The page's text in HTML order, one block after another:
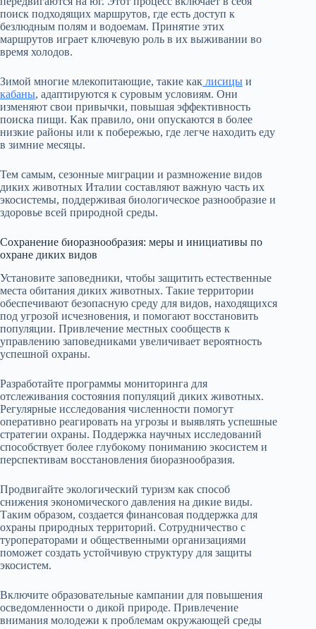
поиск подходящих маршрутов, где есть доступ к
безлюдным полям и водоемам. Принятие этих
маршрутов играет ключевую роль в их выживании во
время холодов.
Зимой многие млекопитающие, такие как лисицы и
кабаны, адаптируются к суровым условиям. Они
изменяют свои привычки, повышая эффективность
поиска пищи. Как правило, они опускаются в более
низкие районы или к побережью, где легче находить еду
в зимние месяцы.
Тем самым, сезонные миграции и размножение видов
диких животных Италии составляют важную часть их
экосистемы, поддерживая биологическое разнообразие и
здоровье всей природной среды.
Сохранение биоразнообразия: меры и инициативы по
охране диких видов
Установите заповедники, чтобы защитить естественные
места обитания диких животных. Такие территории
обеспечивают безопасную среду для видов, находящихся
под угрозой исчезновения, и помогают восстановить
популяции. Привлечение местных сообществ к
управлению заповедниками увеличивает вероятность
успешной охраны.
Разработайте программы мониторинга для
отслеживания состояния популяций диких животных.
Регулярные исследования численности помогут
оперативно реагировать на угрозы и выявлять успешные
стратегии охраны. Поддержка научных исследований
способствует более глубокому пониманию экосистем и
перспективам восстановления биоразнообразия.
Продвигайте экологический туризм как способ
снижения экономического давления на дикие виды.
Таким образом, создается финансовая поддержка для
охраны природных территорий. Сотрудничество с
туроператорами и общественными организациями
поможет создать устойчивую структуру для защиты
экосистем.
Включите образовательные кампании для повышения
осведомленности о дикой природе. Привлечение
внимания молодежи к проблемам окружающей среды